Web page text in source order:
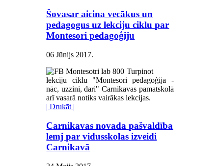
Šovasar aicina vecākus un
pedagogus uz lekciju ciklu par
Montesori pedagoģiju
06 Jūnijs 2017.
Turpinot
lekciju ciklu "Montesori pedagoģija -
nāc, uzzini, dari" Carnikavas pamatskolā
arī vasarā notiks vairākas lekcijas.
| Drukāt |
Carnikavas novada pašvaldība
lemj par vidusskolas izveidi
Carnikavā